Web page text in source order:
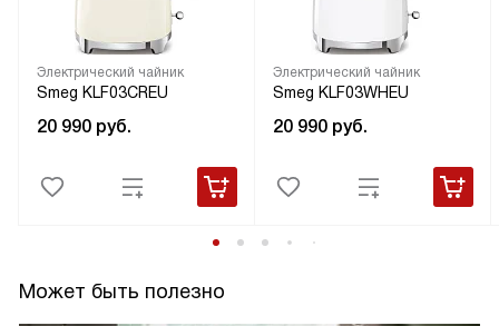
Электрический чайник
Smeg KLF03CREU
20 990 руб.
Электрический чайник
Smeg KLF03WHEU
20 990 руб.
Может быть полезно